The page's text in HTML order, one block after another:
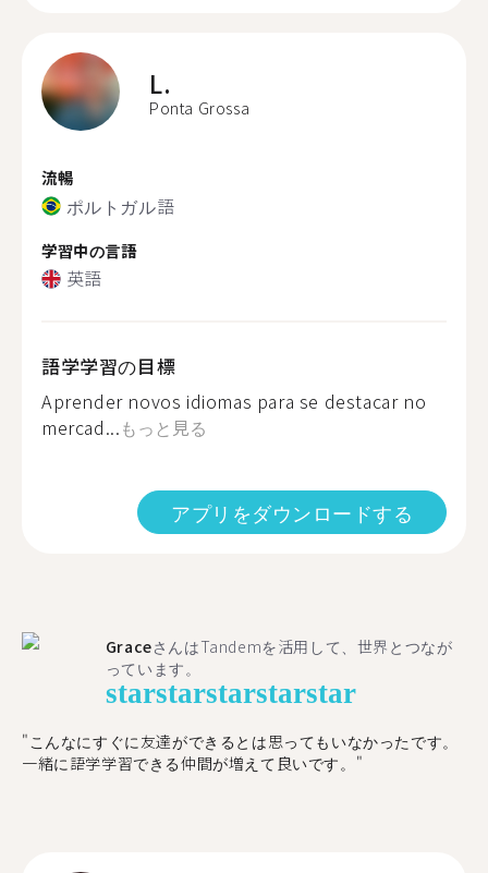
L.
Ponta Grossa
流暢
ポルトガル語
学習中の言語
英語
語学学習の目標
Aprender novos idiomas para se destacar no
mercad...もっと見る
アプリをダウンロードする
GraceさんはTandemを活用して、世界とつなが
っています。
starstarstarstarstar
"こんなにすぐに友達ができるとは思ってもいなかったです。
一緒に語学学習できる仲間が増えて良いです。"